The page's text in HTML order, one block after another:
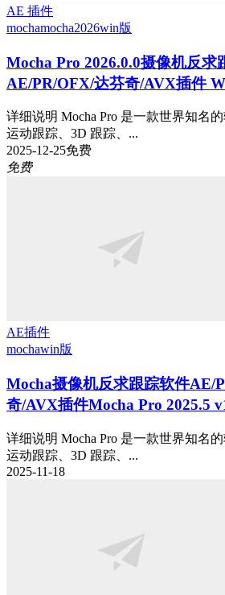
AE 插件
mochamocha2026win版
Mocha Pro 2026.0.0摄像机反求
AE/PR/OFX/达芬奇/AVX插件
详细说明 Mocha Pro 是一款世界知名
运动跟踪、3D 跟踪、...
2025-12-25免费
免费
AE插件
mochawin版
Mocha摄像机反求跟踪软件AE/
奇/AVX插件Mocha Pro 2025.5
详细说明 Mocha Pro 是一款世界知名
运动跟踪、3D 跟踪、...
2025-11-18